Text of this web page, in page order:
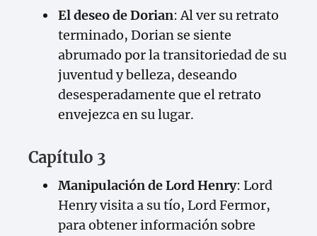
El deseo de Dorian: Al ver su retrato
terminado, Dorian se siente
abrumado por la transitoriedad de su
juventud y belleza, deseando
desesperadamente que el retrato
envejezca en su lugar.
Capítulo 3
Manipulación de Lord Henry: Lord
Henry visita a su tío, Lord Fermor,
para obtener información sobre